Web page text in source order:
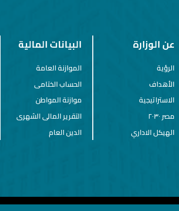
عن الوزارة
الرؤية
الأهداف
الاستراتيجية
مصر ٢٠٣٠
الهيكل الاداري
البيانات المالية
الموازنة العامة
الحساب الختامى
موازنة المواطن
التقرير المالى الشهرى
الدين العام